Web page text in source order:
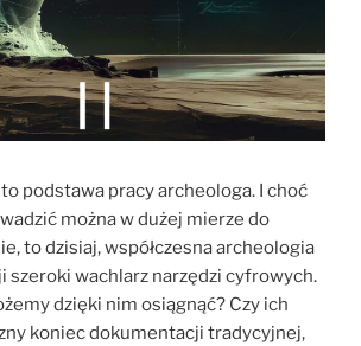
podstawa pracy archeologa. I choć
można w dużej mierze do
to dzisiaj, współczesna archeologia
szeroki wachlarz narzędzi cyfrowych.
dzięki nim osiągnąć? Czy ich
koniec dokumentacji tradycyjnej,